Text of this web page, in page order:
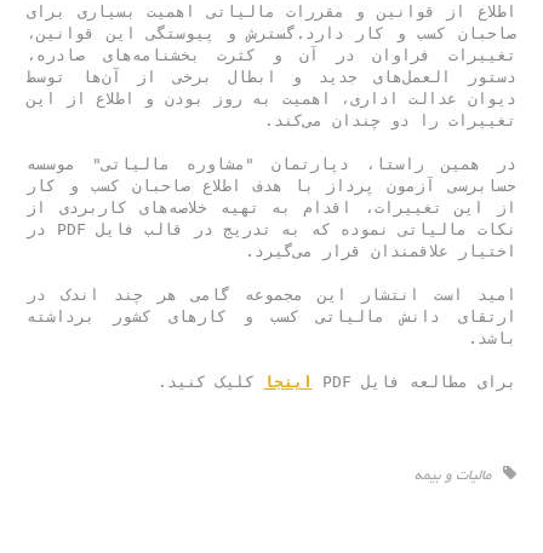
اطلاع از قوانین و مقررات مالیاتی اهمیت بسیاری برای
دستور العمل‌های جدید و ابطال برخی از آن‌ها توسط
دیوان عدالت اداری، اهمیت به روز بودن و اطلاع از این
برای مطالعه فایل PDF اینجا کلیک کنید.
مالیات و بیمه